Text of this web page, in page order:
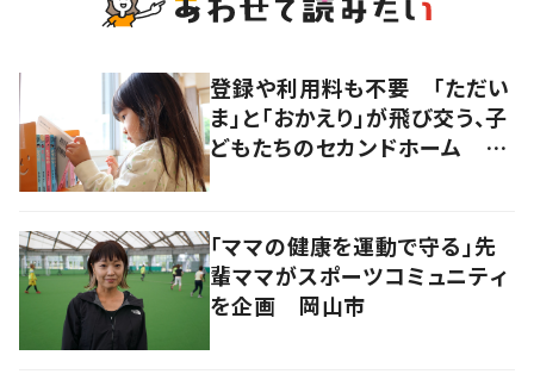
登録や利用料も不要 「ただい
ま」と「おかえり」が飛び交う、子
どもたちのセカンドホーム 岡
「ママの健康を運動で守る」先
輩ママがスポーツコミュニティ
を企画 岡山市